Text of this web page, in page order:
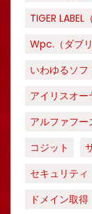
TIGER LABEL
Wpc.（ダブ
いわゆるソ
アイリスオー
アルファフー
コジット
セキュリティ
ドメイン取得